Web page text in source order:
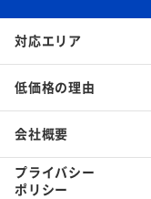
対応エリア
低価格の理由
会社概要
プライバシー
ポリシー